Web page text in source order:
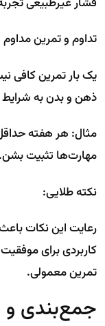
تداوم و تمرین مداوم
یک بار تمرین کافی
ذهن و بدن به شرایط
مثال: هر هفته
مهارت‌ها تثبیت بشن.
نکته طلایی:
رعایت این نکات
کاربردی برای
تمرین معمولی.
جمع‌بندی و